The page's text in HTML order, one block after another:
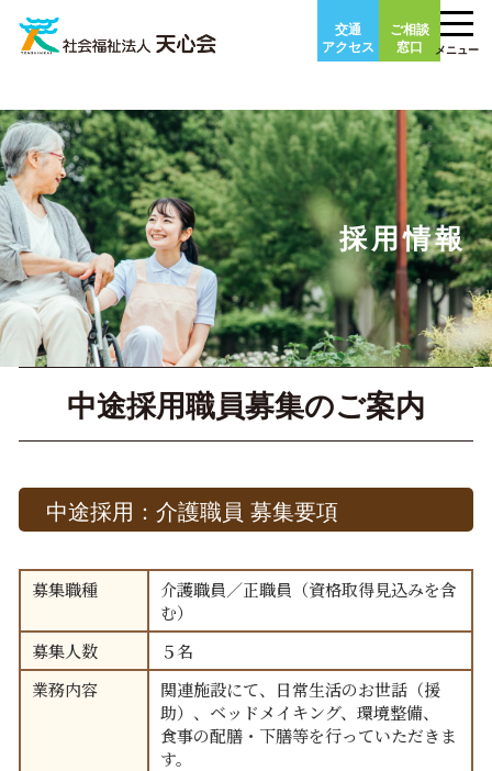
content
交通
アクセス
ご相談
窓口
メニュー
採用情報
中途採用職員募集のご案内
中途採用：介護職員 募集要項
募集職種
介護職員／正職員（資格取得見込みを含
む）
募集人数
５名
業務内容
関連施設にて、日常生活のお世話（援
助）、ベッドメイキング、環境整備、
食事の配膳・下膳等を行っていただきま
す。